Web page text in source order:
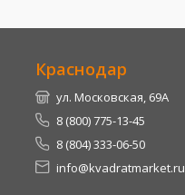
Краснодар
ул. Московская, 69А
8 (800) 775-13-45
8 (804) 333-06-50
info@kvadratmarket.ru